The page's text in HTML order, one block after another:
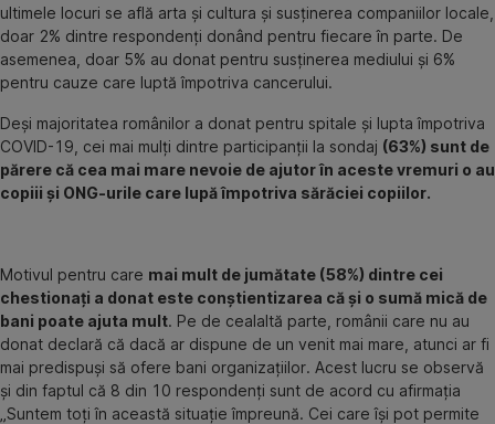
ultimele locuri se află arta și cultura și susținerea companiilor locale,
doar 2% dintre respondenți donând pentru fiecare în parte. De
asemenea, doar 5% au donat pentru susținerea mediului și 6%
pentru cauze care luptă împotriva cancerului.
Deși majoritatea românilor a donat pentru spitale și lupta împotriva
COVID-19, cei mai mulți dintre participanții la sondaj (63%) sunt de
părere că cea mai mare nevoie de ajutor în aceste vremuri o au
copiii și ONG-urile care lupă împotriva sărăciei copiilor.
Motivul pentru care mai mult de jumătate (58%) dintre cei
chestionați a donat este conștientizarea că și o sumă mică de
bani poate ajuta mult. Pe de cealaltă parte, românii care nu au
donat declară că dacă ar dispune de un venit mai mare, atunci ar fi
mai predispuși să ofere bani organizațiilor. Acest lucru se observă
și din faptul că 8 din 10 respondenți sunt de acord cu afirmația
„Suntem toți în această situație împreună. Cei care își pot permite